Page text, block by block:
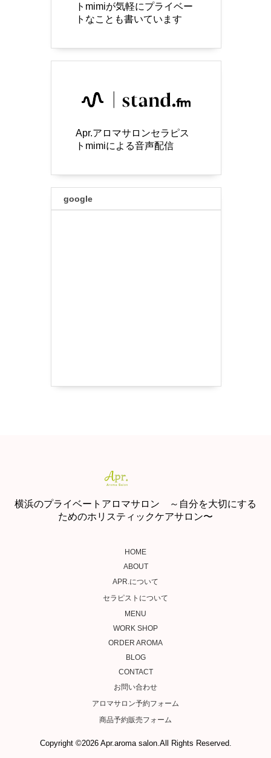
トmimiが気軽にプライベー
トなことも書いています
Apr.アロマサロンセラピス
トmimiによる音声配信
google
横浜のプライベートアロマサロン ～自分を大切にする
ためのホリスティックケアサロン〜
HOME
ABOUT
APR.について
セラピストについて
MENU
WORK SHOP
ORDER AROMA
BLOG
CONTACT
お問い合わせ
アロマサロン予約フォーム
商品予約販売フォーム
Copyright ©2026 Apr.aroma salon.All Rights Reserved.